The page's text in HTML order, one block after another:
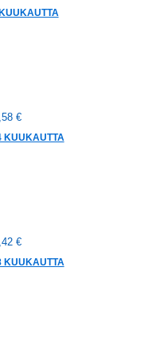
€
KUUKAUTTA
€
KUUKAUTTA